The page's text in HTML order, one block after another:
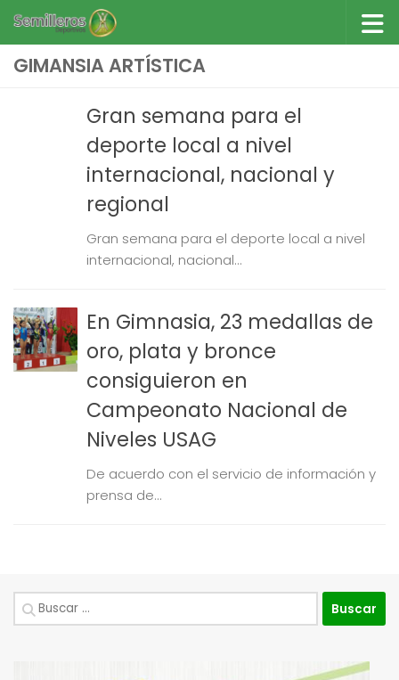
Saltar al contenido
GIMANSIA ARTÍSTICA
Gran semana para el
deporte local a nivel
internacional, nacional y
regional
Gran semana para el deporte local a nivel
internacional, nacional...
En Gimnasia, 23 medallas de
oro, plata y bronce
consiguieron en
Campeonato Nacional de
Niveles USAG
De acuerdo con el servicio de información y
prensa de...
Buscar: